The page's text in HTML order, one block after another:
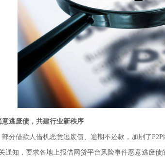
逃废债，共建行业新秩序
借款人借机恶意逃废债、逾期不还款，加剧了P2P
通知，要求各地上报借网贷平台风险事件恶意逃废